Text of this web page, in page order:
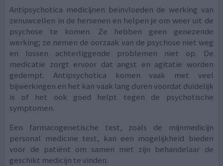
Antipsychotica medicijnen beïnvloeden de werking van
zenuwcellen in de hersenen en helpen je om weer uit de
psychose te komen. Ze hebben geen genezende
werking; ze nemen de oorzaak van de psychose niet weg
en lossen achterliggende problemen niet op. De
medicatie zorgt ervoor dat angst en agitatie worden
gedempt. Antipsychotica komen vaak met veel
bijwerkingen en het kan vaak lang duren voordat duidelijk
is of het ook goed helpt tegen de psychotische
symptomen.
Een farmacogenetische test, zoals de mijnmedicijn
personal medicine test, kan een mogelijkheid bieden
voor de patiënt om samen met zijn behandelaar de
geschikt medicijn te vinden.